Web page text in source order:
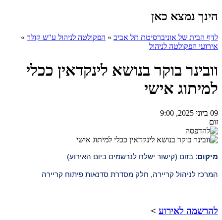
הינך נמצא כאן
לדף הבית של אוניברסיטת תל אביב » הפקולטה לניהול ע"ש קולר »
אירועי הפקולטה לניהול
וובינר בוקר בנושא לינקדאין ככלי
למיתוג אישי
09 ביוני 2025, 9:00
זום
מיקום: בזום (קישור ישלח לנרשמים ביום האירוע)
המרכז לניהול קריירה, חלק מסדרת סדנאות פיתוח קריירה
להרשמה לאירוע >